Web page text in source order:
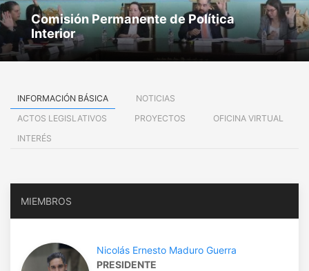
Comisión Permanente de Política
Interior
INFORMACIÓN BÁSICA
NOTICIAS
ACTOS LEGISLATIVOS
PROYECTOS
OFICINA VIRTUAL
INTERÉS
MIEMBROS
Nicolás Ernesto Maduro Guerra
PRESIDENTE